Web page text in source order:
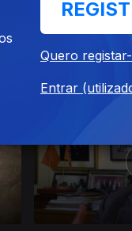
Quero
Entrar